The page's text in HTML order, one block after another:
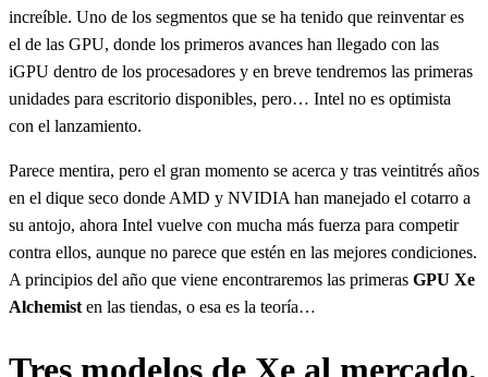
increíble. Uno de los segmentos que se ha tenido que reinventar es
el de las GPU, donde los primeros avances han llegado con las
iGPU dentro de los procesadores y en breve tendremos las primeras
unidades para escritorio disponibles, pero… Intel no es optimista
con el lanzamiento.
Parece mentira, pero el gran momento se acerca y tras veintitrés años
en el dique seco donde AMD y NVIDIA han manejado el cotarro a
su antojo, ahora Intel vuelve con mucha más fuerza para competir
contra ellos, aunque no parece que estén en las mejores condiciones.
A principios del año que viene encontraremos las primeras GPU Xe
Alchemist en las tiendas, o esa es la teoría…